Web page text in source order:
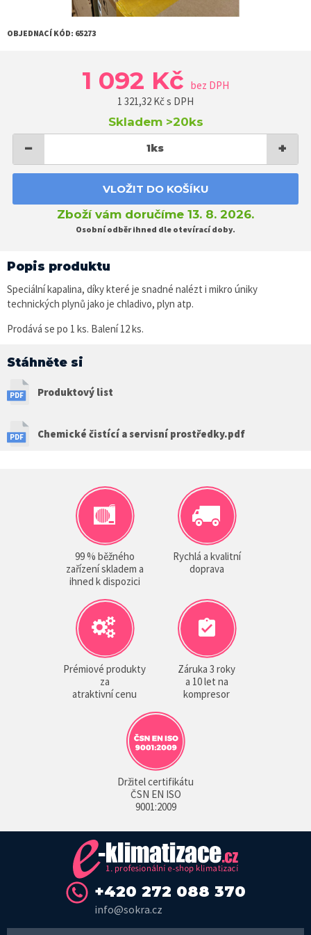
OBJEDNACÍ KÓD: 65273
1 092 Kč bez DPH
1 321,32 Kč s DPH
Skladem >20ks
− 1ks +
VLOŽIT DO KOŠÍKU
Zboží vám doručíme 13. 8. 2026.
Osobní odběr ihned dle otevírací doby.
Popis produktu
Speciální kapalina, díky které je snadné nalézt i mikro úniky
technických plynů jako je chladivo, plyn atp.
Prodává se po 1 ks. Balení 12 ks.
Stáhněte si
Produktový list
Chemické čistící a servisní prostředky.pdf
99 % běžného
zařízení skladem a
ihned k dispozici
Rychlá a kvalitní
doprava
Prémiové produkty
za
atraktivní cenu
Záruka 3 roky
a 10 let na
kompresor
Držitel certifikátu
ČSN EN ISO
9001:2009
+420 272 088 370
info@sokra.cz